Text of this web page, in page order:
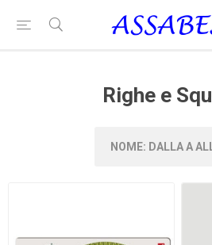
Righe e